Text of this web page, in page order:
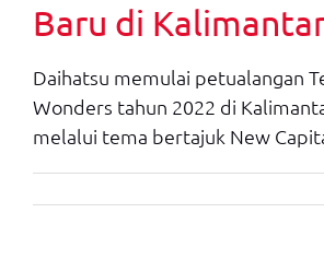
Baru di
Daihatsu memulai petualangan
Wonders tahun 2022 di
melalui tema bertajuk New